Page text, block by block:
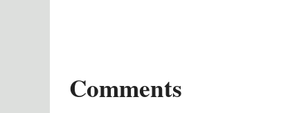
Comments